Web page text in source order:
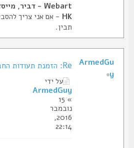
Webart - דביר, מייסד הסליק
- אם אני צריך להסביר
תבין.
Re: הזמנת תעודות החבר של הסליק
על ידי
ArmedGuy
נובמבר
2016,
22:14
ArmedGu